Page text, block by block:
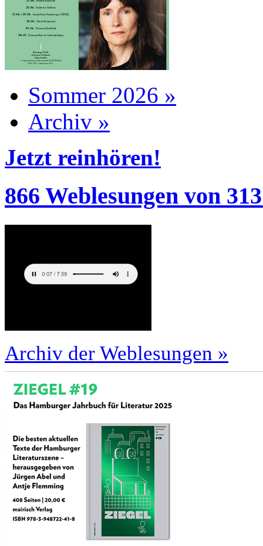
Sommer 2026 »
Archiv »
Jetzt reinhören!
866 Weblesungen von
Archiv der Weblesungen »